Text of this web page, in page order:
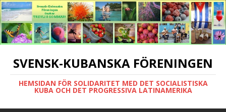
SVENSK-KUBANSKA FÖRENINGEN
HEMSIDAN FÖR SOLIDARITET MED DET SOCIALISTISKA
KUBA OCH DET PROGRESSIVA LATINAMERIKA